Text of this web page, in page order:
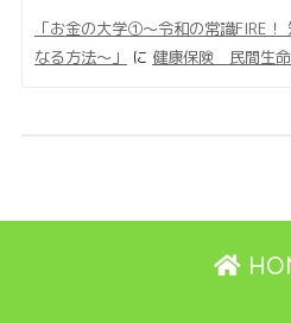
「お金の大学①〜令和の常識FIRE
なる方法〜」
に 健康保険 民間生